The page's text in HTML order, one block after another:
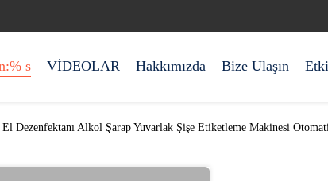
s VİDEOLAR Hakkımızda Bize Ulaşın
El Dezenfektanı Alkol Şarap Yuvarlak Şişe Etiketleme Makinesi